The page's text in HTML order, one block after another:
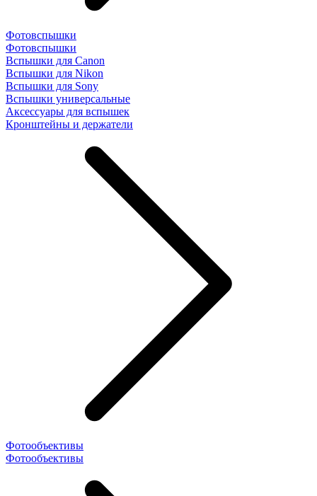
Фотовспышки
Фотовспышки
Вспышки для Canon
Вспышки для Nikon
Вспышки для Sony
Вспышки универсальные
Аксесcуары для вспышек
Кронштейны и держатели
Фотообъективы
Фотообъективы